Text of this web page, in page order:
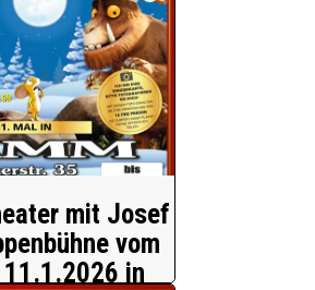
mit Josef
vom
in